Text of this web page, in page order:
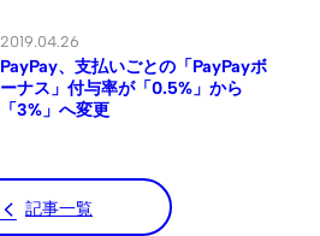
2019.04.26
PayPay、支払いごとの「PayPayボ
ーナス」付与率が「0.5%」から
「3%」へ変更
記事一覧